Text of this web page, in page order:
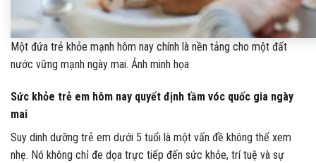
Một đứa trẻ khỏe mạnh hôm nay chính là nền tảng cho một đất
nước vững mạnh ngày mai. Ảnh minh họa
Sức khỏe trẻ em hôm nay quyết định tầm vóc quốc gia ngày
mai
Suy dinh dưỡng trẻ em dưới 5 tuổi là một vấn đề không thể xem
nhẹ. Nó không chỉ đe dọa trực tiếp đến sức khỏe, trí tuệ và sự